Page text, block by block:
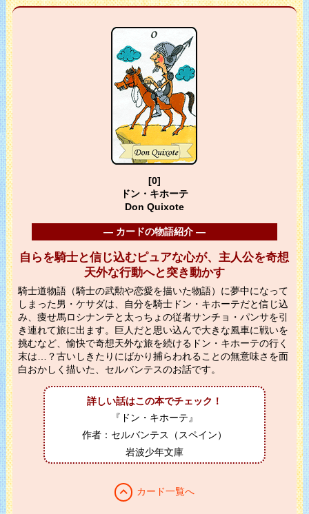
[0]
ドン・キホーテ
Don Quixote
― カードの物語紹介 ―
自らを騎士と信じ込むピュアな心が、主人公を奇想
天外な行動へと突き動かす
騎士道物語（騎士の武勲や恋愛を描いた物語）に夢中になって
しまった男・ケサダは、自分を騎士ドン・キホーテだと信じ込
み、痩せ馬ロシナンテと太っちょの従者サンチョ・パンサを引
き連れて旅に出ます。巨人だと思い込んで大きな風車に戦いを
挑むなど、愉快で奇想天外な旅を続けるドン・キホーテの行く
末は…？古いしきたりにばかり捕らわれることの無意味さを面
白おかしく描いた、セルバンテスのお話です。
詳しい話はこの本でチェック！
『ドン・キホーテ』
作者：セルバンテス（スペイン）
岩波少年文庫
expand_less カード一覧へ